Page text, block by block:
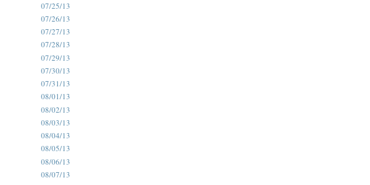
07/25/13
07/26/13
07/27/13
07/28/13
07/29/13
07/30/13
07/31/13
08/01/13
08/02/13
08/03/13
08/04/13
08/05/13
08/06/13
08/07/13